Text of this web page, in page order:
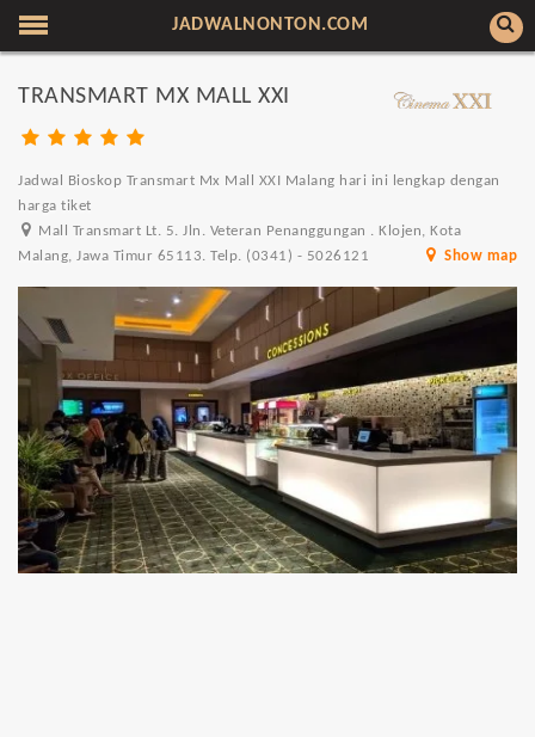
JADWALNONTON.COM
TRANSMART MX MALL XXI
Jadwal Bioskop Transmart Mx Mall XXI Malang hari ini lengkap dengan
harga tiket
Mall Transmart Lt. 5. Jln. Veteran Penanggungan . Klojen, Kota
Malang, Jawa Timur 65113. Telp. (0341) - 5026121
Show map